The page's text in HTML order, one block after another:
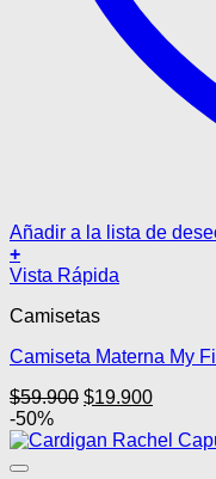
Añadir a la lista de
+
Este
tiene
variantes.
opciones
se
pueden
elegir
Vista Rápida
Camisetas
Camiseta Materna My
$59.900 El
original
$19.900El
actual
-50%